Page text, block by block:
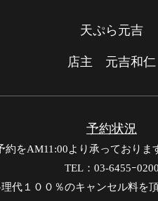
天ぷら元吉
店主 元吉和仁
予約状況
をAM11:00より承っており
TEL：03-6455ｰ0200
代１００％のキャンセル料を